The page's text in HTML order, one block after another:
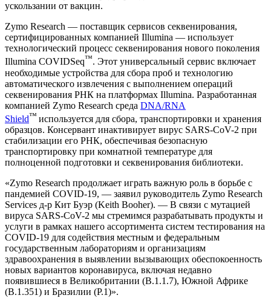
ускользании от вакцин.
Zymo Research — поставщик сервисов секвенирования,
сертифицированных компанией Illumina — использует
технологический процесс секвенирования нового поколения
Illumina COVIDSeq™. Этот универсальный сервис включает
необходимые устройства для сбора проб и технологию
автоматического извлечения с выполнением операций
секвенирования РНК на платформах Illumina. Разработанная
компанией Zymo Research среда DNA/RNA
Shield™ используется для сбора, транспортировки и хранения
образцов. Консервант инактивирует вирус SARS-CoV-2 при
стабилизации его РНК, обеспечивая безопасную
транспортировку при комнатной температуре для
полноценной подготовки и секвенирования библиотеки.
«Zymo Research продолжает играть важную роль в борьбе с
пандемией COVID-19, — заявил руководитель Zymo Research
Services д-р Кит Буэр (Keith Booher). — В связи с мутацией
вируса SARS-CoV-2 мы стремимся разрабатывать продукты и
услуги в рамках нашего ассортимента систем тестирования на
COVID-19 для содействия местным и федеральным
государственным лабораториям и организациям
здравоохранения в выявлении вызывающих обеспокоенность
новых вариантов коронавируса, включая недавно
появившиеся в Великобритании (B.1.1.7), Южной Африке
(B.1.351) и Бразилии (P.1)».